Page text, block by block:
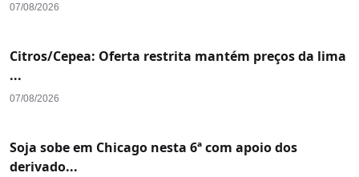
07/08/2026
Citros/Cepea: Oferta restrita mantém preços da lima
...
07/08/2026
Soja sobe em Chicago nesta 6ª com apoio dos
derivado...